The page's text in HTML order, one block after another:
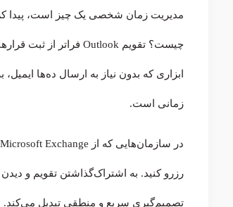
ابزاری که بدون نیاز به ارسال ده‌ها
زمانی است.
رزرو کنید. به اشتراک‌گذاشتن تقویم و
تصمیم‌گیری سریع و منطقی تبدیل می‌کند.